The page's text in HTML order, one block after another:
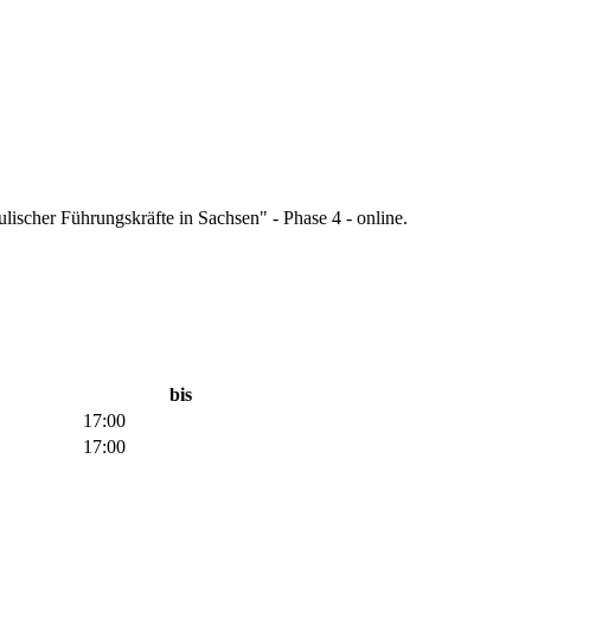
Führungskräfte in Sachsen" - Phase 4 - online.
bis
17:00
17:00